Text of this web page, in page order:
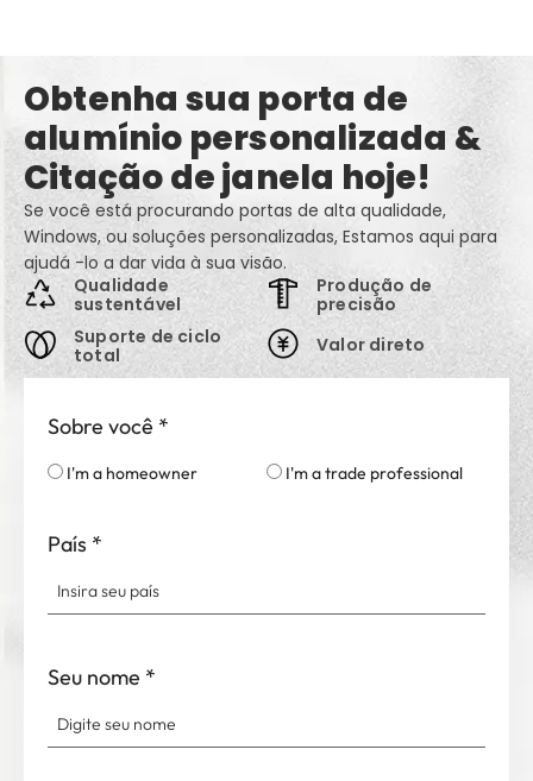
Obtenha sua porta de
alumínio personalizada &
Citação de janela hoje!
Se você está procurando portas de alta qualidade,
Windows, ou soluções personalizadas, Estamos aqui para
ajudá -lo a dar vida à sua visão.
Qualidade
sustentável
Suporte de ciclo
total
Produção de
precisão
Valor direto
Sobre você *
I'm a homeowner I'm a trade professional
País *
Seu nome *